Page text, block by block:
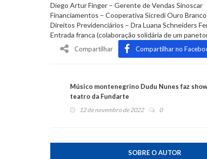
Diego Artur Finger – Gerente de Vendas Sinoscar
Financiamentos – Cooperativa Sicredi Ouro Branco
Direitos Previdenciários – Dra Luana Schneiders
Entrada franca (colaboração solidária de um
Compartilhar Compartilhar no
Músico montenegrino Dudu Nunes faz
teatro da Fundarte
12 de novembro de 2022 0
SOBRE O AUTOR